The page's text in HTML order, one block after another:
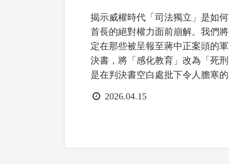
揭示威權時代「司法獨立」是如
首長的絕對權力面前崩解。我們
定在那些被呈報至蔣中正案頭的
決書，將「感化教育」改為「死
是在判決書空白處批下令人膽寒
日
2026.04.15